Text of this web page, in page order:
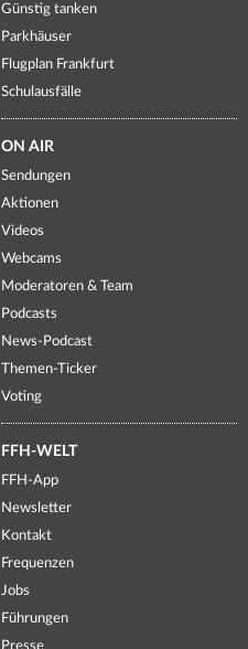
Günstig tanken
Parkhäuser
Flugplan Frankfurt
Schulausfälle
ON AIR
Sendungen
Aktionen
Videos
Webcams
Moderatoren & Team
Podcasts
News-Podcast
Themen-Ticker
Voting
FFH-WELT
FFH-App
Newsletter
Kontakt
Frequenzen
Jobs
Führungen
Presse